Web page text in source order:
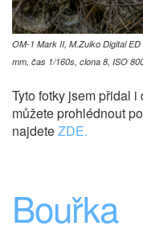
OM-1 Mark II, M.Zuiko Digital
mm, čas 1/160s, clona 8, ISO
Tyto fotky jsem přidal
můžete prohlédnout
najdeteZDE.
Bouřka